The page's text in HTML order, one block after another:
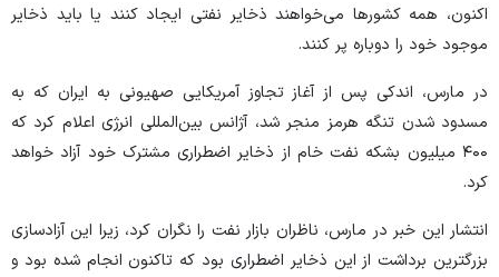
اکنون، همه کشورها می‌خواهند ذخایر نفتی ایجاد کنند یا باید ذخایر
موجود خود را دوباره پر کنند.
در مارس، اندکی پس از آغاز تجاوز آمریکایی صهیونی به ایران که به
مسدود شدن تنگه هرمز منجر شد، آژانس بین‌المللی انرژی اعلام کرد که
۴۰۰ میلیون بشکه نفت خام از ذخایر اضطراری مشترک خود آزاد خواهد
کرد.
انتشار این خبر در مارس، ناظران بازار نفت را نگران کرد، زیرا این آزادسازی
بزرگترین برداشت از این ذخایر اضطراری بود که تاکنون انجام شده بود و